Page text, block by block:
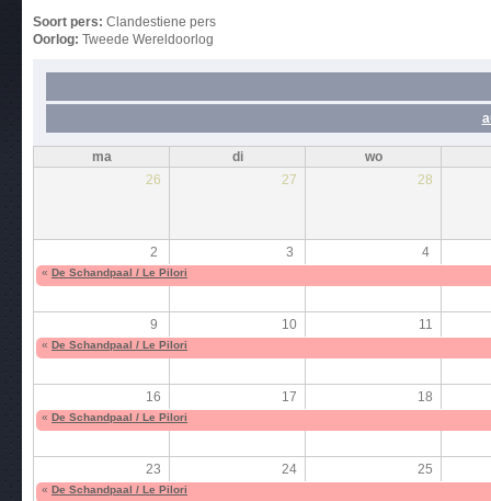
Soort pers: Clandestiene pers
Oorlog: Tweede Wereldoorlog
ma di
wo
26
27 28
2 3 4
« De Schandpaal / Le Pilori
9 10 11
« De Schandpaal / Le Pilori
16 17 18
« De Schandpaal / Le Pilori
23 24 25
« De Schandpaal / Le Pilori